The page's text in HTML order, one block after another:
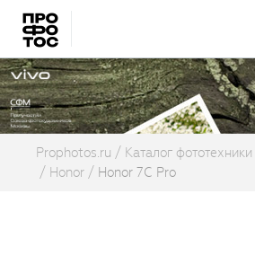
Prophotos.ru Каталог фототехники
Honor
Honor 7C Pro